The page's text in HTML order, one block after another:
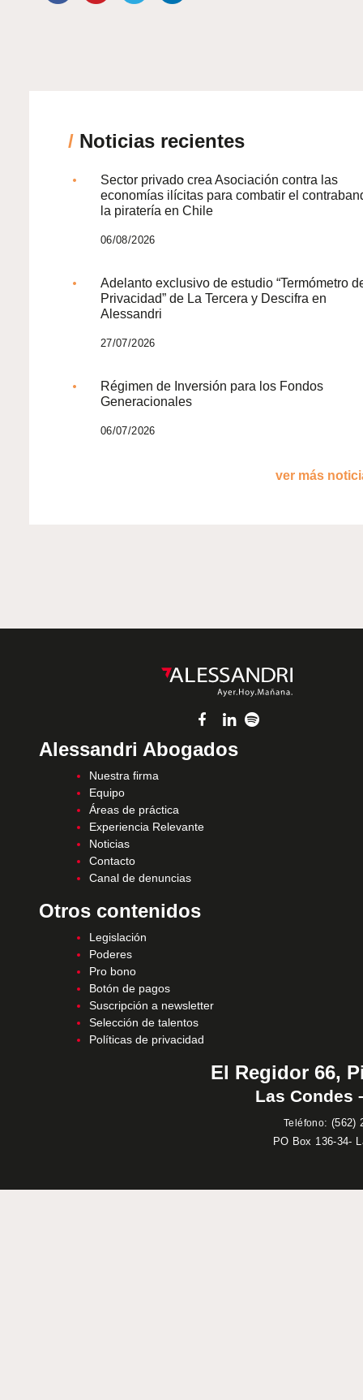
/ Noticias recientes
Sector privado crea Asociación contra las
economías ilícitas para combatir el
la piratería en Chile
06/08/2026
Adelanto exclusivo de estudio “Termómetro
Privacidad” de La Tercera y Descifra en
Alessandri
27/07/2026
Régimen de Inversión para los Fondos
Generacionales
06/07/2026
ver más
Alessandri Abogados
Nuestra firma
Equipo
Áreas de práctica
Experiencia Relevante
Noticias
Contacto
Canal de denuncias
Otros contenidos
Legislación
Poderes
Pro bono
Botón de pagos
Suscripción a newsletter
Selección de talentos
Políticas de privacidad
El Regidor 66,
Las Condes
Teléfono: (562)
PO Box 136-34-